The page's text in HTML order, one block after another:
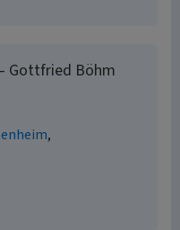
Gottfried Böhm